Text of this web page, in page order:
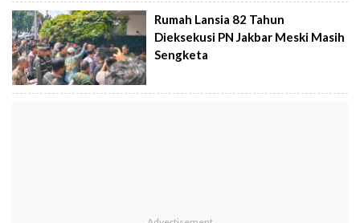
Rumah Lansia 82 Tahun
Dieksekusi PN Jakbar Meski Masih
Sengketa